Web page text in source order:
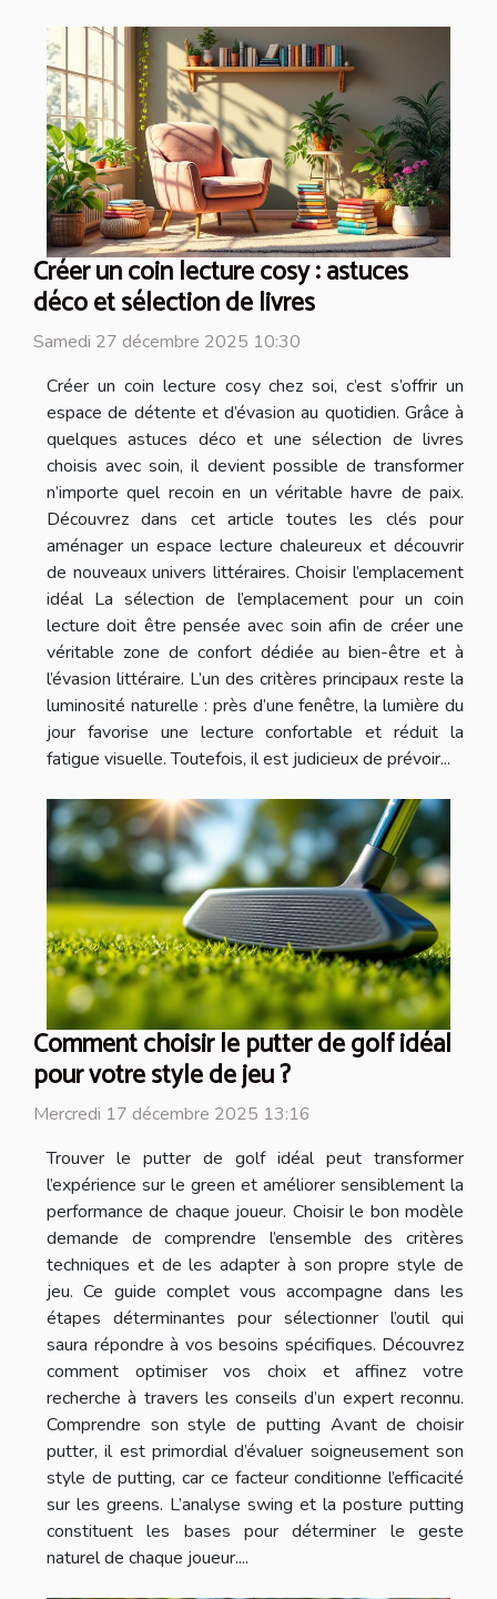
Créer un coin lecture cosy : astuces
déco et sélection de livres
Samedi 27 décembre 2025 10:30
Créer un coin lecture cosy chez soi, c’est s’offrir un
espace de détente et d’évasion au quotidien. Grâce à
quelques astuces déco et une sélection de livres
choisis avec soin, il devient possible de transformer
n’importe quel recoin en un véritable havre de paix.
Découvrez dans cet article toutes les clés pour
aménager un espace lecture chaleureux et découvrir
de nouveaux univers littéraires. Choisir l’emplacement
idéal La sélection de l’emplacement pour un coin
lecture doit être pensée avec soin afin de créer une
véritable zone de confort dédiée au bien-être et à
l’évasion littéraire. L’un des critères principaux reste la
luminosité naturelle : près d’une fenêtre, la lumière du
jour favorise une lecture confortable et réduit la
fatigue visuelle. Toutefois, il est judicieux de prévoir...
Comment choisir le putter de golf idéal
pour votre style de jeu ?
Mercredi 17 décembre 2025 13:16
Trouver le putter de golf idéal peut transformer
l’expérience sur le green et améliorer sensiblement la
performance de chaque joueur. Choisir le bon modèle
demande de comprendre l’ensemble des critères
techniques et de les adapter à son propre style de
jeu. Ce guide complet vous accompagne dans les
étapes déterminantes pour sélectionner l’outil qui
saura répondre à vos besoins spécifiques. Découvrez
comment optimiser vos choix et affinez votre
recherche à travers les conseils d’un expert reconnu.
Comprendre son style de putting Avant de choisir
putter, il est primordial d’évaluer soigneusement son
style de putting, car ce facteur conditionne l’efficacité
sur les greens. L’analyse swing et la posture putting
constituent les bases pour déterminer le geste
naturel de chaque joueur....